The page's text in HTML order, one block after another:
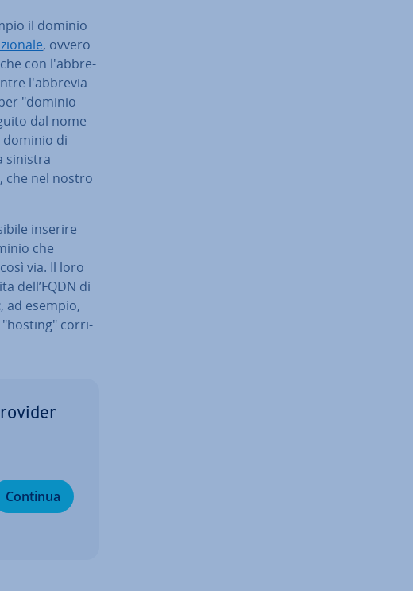
il dominio
, ovvero
con l'ab­bre­
l'ab­bre­via­
"dominio
dal nome
dominio di
sinistra
che nel nostro
inserire
che
via. Il loro
dell’FQDN di
, ad esempio,
"hosting" cor­ri­
Continua